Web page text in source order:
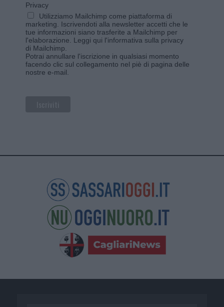
Privacy
Utilizziamo Mailchimp come piattaforma di
marketing. Iscrivendoti alla newsletter accetti che le
tue informazioni siano trasferite a Mailchimp per
l'elaborazione. Leggi qui l'informativa sulla privacy
di Mailchimp
Potrai annullare l'iscrizione in qualsiasi momento
facendo clic sul collegamento nel piè di pagina delle
nostre e-mail.